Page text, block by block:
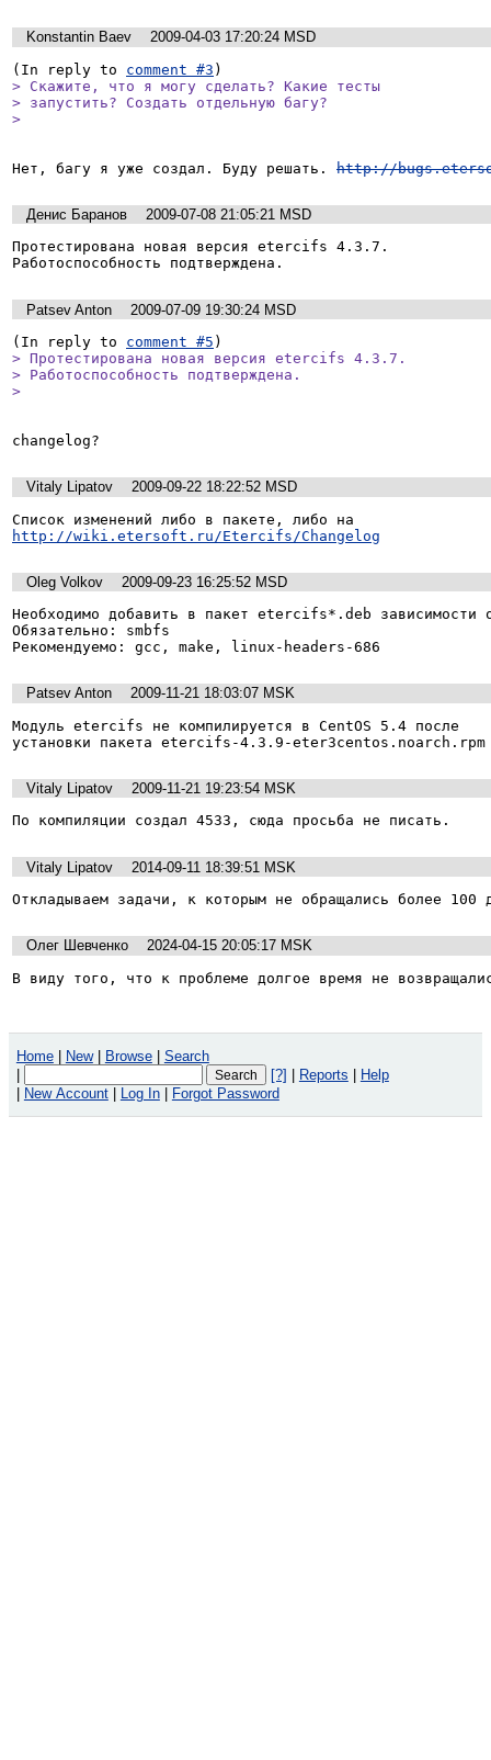
Konstantin Baev
2009-04-03 17:20:24 MSD
(In reply to comment #3
> Скажите, что я могу сделать? Какие тесты
> запустить? Создать отдельную багу?
>
Нет, багу я уже создал. Буду решать. http://
Денис Баранов
2009-07-08 21:05:21 MSD
Протестирована новая версия etercifs 4.3.7.
Работоспособность подтверждена.
Patsev Anton
2009-07-09 19:30:24 MSD
(In reply to comment #5
> Протестирована новая версия etercifs 4.3.7.
> Работоспособность подтверждена.
>
changelog?
Vitaly Lipatov
2009-09-22 18:22:52 MSD
http://wiki.etersoft.ru/Etercifs/Changelog
Oleg Volkov
2009-09-23 16:25:52 MSD
Необходимо добавить в пакет etercifs*.deb зависимости
Обязательно: smbfs
Рекомендуемо: gcc, make, linux-headers-686
Patsev Anton
2009-11-21 18:03:07 MSK
Модуль etercifs не компилируется в CentOS 5.4 после
Vitaly Lipatov
2009-11-21 19:23:54 MSK
По компиляции создал 4533, сюда просьба не писать.
Vitaly Lipatov
2014-09-11 18:39:51 MSK
Откладываем задачи, к которым не обращались более 100
Олег Шевченко
2024-04-15 20:05:17 MSK
В виду того, что к проблеме долгое время не
Home New Browse
Search
[?] Reports
Help
New Account Log In Forgot Password